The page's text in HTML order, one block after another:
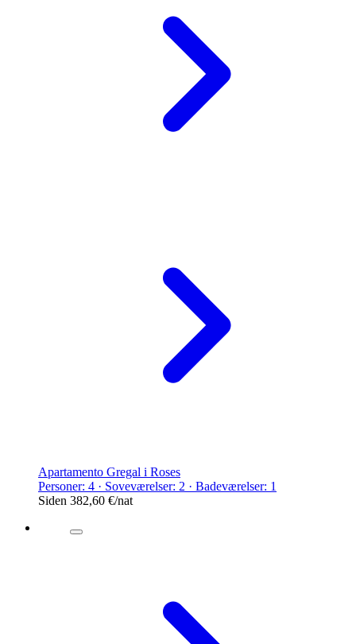
Apartamento Gregal i Roses
Personer: 4 · Soveværelser: 2 · Badeværelser: 1
Siden 382,60 €/nat